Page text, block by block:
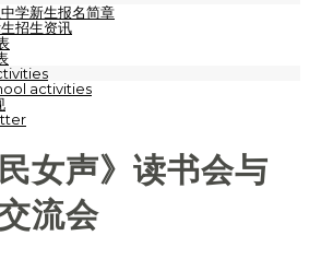
学新生报名简章
招生资讯
activities
女声》读书会与
流会